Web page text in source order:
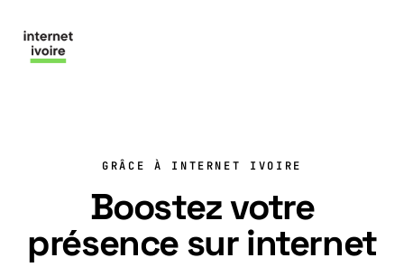
GRÂCE À INTERNET IVOIRE
Boostez votre
présence sur internet